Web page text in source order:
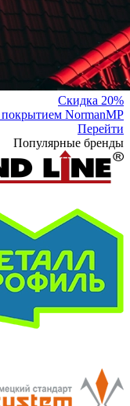
Скидка 20%
покрытием NormanMP
Перейти
Популярные бренды